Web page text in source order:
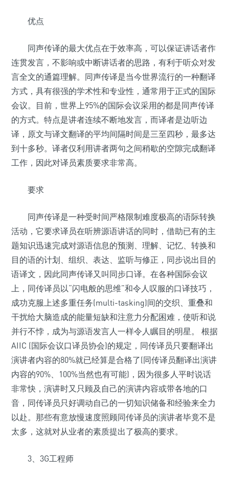
优点
同声传译的最大优点在于效率高，可以保证讲话者作
连贯发言，不影响或中断讲话者的思路，有利于听众对发
言全文的通篇理解。同声传译是当今世界流行的一种翻译
方式，具有很强的学术性和专业性，通常用于正式的国际
会议。目前，世界上95%的国际会议采用的都是同声传译
的方式。特点是讲者连续不断地发言，而译者是边听边
译，原文与译文翻译的平均间隔时间是三至四秒，最多达
到十多秒。译者仅利用讲者两句之间稍歇的空隙完成翻译
工作，因此对译员素质要求非常高。
要求
同声传译是一种受时间严格限制难度极高的语际转换
活动，它要求译员在听辨源语讲话的同时，借助已有的主
题知识迅速完成对源语信息的预测、理解、记忆、转换和
目的语的计划、组织、表达、监听与修正，同步说出目的
语译文，因此同声传译又叫同步口译。在各种国际会议
上，同传译员以“闪电般的思维”和令人叹服的口译技巧，
成功克服上述多重任务(multi-tasking)间的交织、重叠和
干扰给大脑造成的能量短缺和注意力分配困难，使听和说
并行不悖，成为与源语发言人一样令人瞩目的明星。 根据
AIIC (国际会议口译员协会)的规定，同传译员只要翻译出
演讲者内容的80%就已经算是合格了(同传译员翻译出演讲
内容的90%、100%当然也有可能)，因为很多人平时说话
非常快，演讲时又只顾及自己的演讲内容或带各地的口
音，同传译员只好调动自己的一切知识储备和经验来全力
以赴。那些有意放慢速度照顾同传译员的演讲者毕竟不是
太多，这就对从业者的素质提出了极高的要求。
3、3G工程师